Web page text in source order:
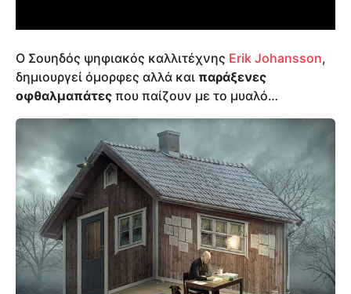
Ο Σουηδός ψηφιακός καλλιτέχνης Erik Johansson,
δημιουργεί όμορφες αλλά και παράξενες
οφθαλμαπάτες που παίζουν με το μυαλό…